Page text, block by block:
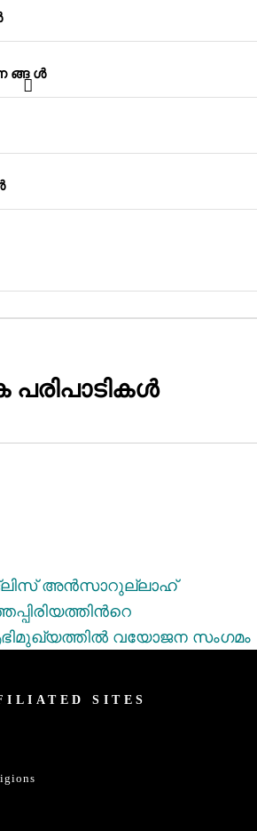
പരിപാടികള്‍
അന്‍സാറുല്ലാഹ്
വയോജന സംഗമം
SITES